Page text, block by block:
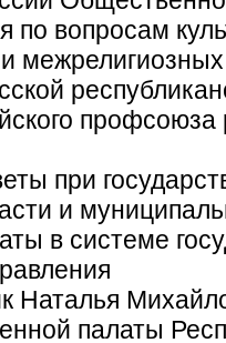
по вопросам
профсоюза
при
и
в системе
Наталья
палаты